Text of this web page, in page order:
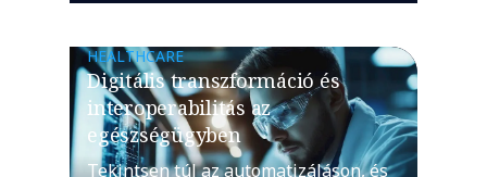
HEALTHCARE
Digitális transzformáció és
interoperabilitás az
egészségügyben
Tekintsen túl az automatizáláson, és